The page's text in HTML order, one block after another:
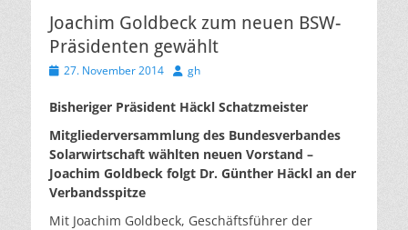
Joachim Goldbeck zum neuen BSW-
Präsidenten gewählt
Veröffentlicht
27. November 2014 Autor
gh
Bisheriger Präsident Häckl Schatzmeister
Mitgliederversammlung des Bundesverbandes
Solarwirtschaft wählten neuen Vorstand –
Joachim Goldbeck folgt Dr. Günther Häckl an der
Verbandsspitze
Mit Joachim Goldbeck, Geschäftsführer der